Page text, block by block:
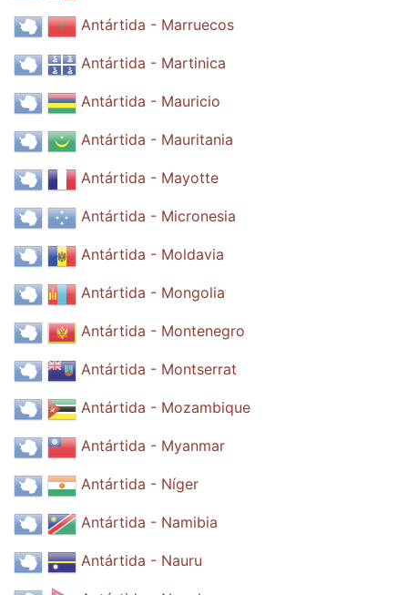
Antártida - Marruecos
Antártida - Martinica
Antártida - Mauricio
Antártida - Mauritania
Antártida - Mayotte
Antártida - Micronesia
Antártida - Moldavia
Antártida - Mongolia
Antártida - Montenegro
Antártida - Montserrat
Antártida - Mozambique
Antártida - Myanmar
Antártida - Níger
Antártida - Namibia
Antártida - Nauru